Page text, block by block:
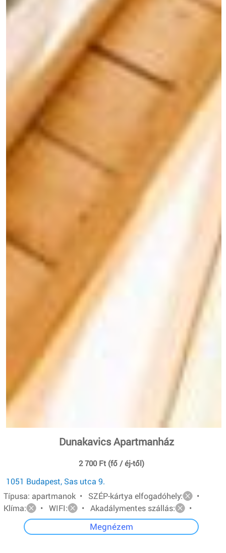
Dunakavics Apartmanház
2 700 Ft (fő / éj-től)
1051 Budapest, Sas utca 9.
Típusa: apartmanok • SZÉP-kártya elfogadóhely:
•
Klíma:
• WIFI: • Akadálymentes szállás: •
Megnézem